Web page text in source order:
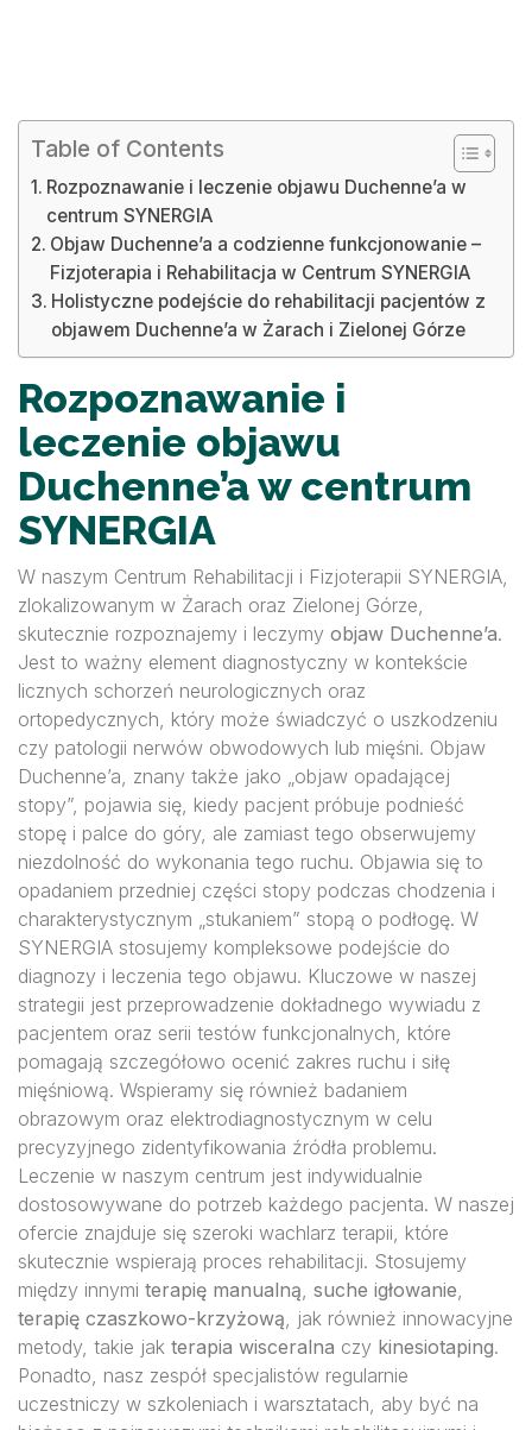
Table of Contents
Rozpoznawanie i leczenie objawu Duchenne’a w
centrum SYNERGIA
Objaw Duchenne’a a codzienne funkcjonowanie –
Fizjoterapia i Rehabilitacja w Centrum SYNERGIA
Holistyczne podejście do rehabilitacji pacjentów z
objawem Duchenne’a w Żarach i Zielonej Górze
Rozpoznawanie i
leczenie objawu
Duchenne’a w centrum
SYNERGIA
W naszym Centrum Rehabilitacji i Fizjoterapii SYNERGIA,
zlokalizowanym w Żarach oraz Zielonej Górze,
skutecznie rozpoznajemy i leczymy objaw Duchenne’a.
Jest to ważny element diagnostyczny w kontekście
licznych schorzeń neurologicznych oraz
ortopedycznych, który może świadczyć o uszkodzeniu
czy patologii nerwów obwodowych lub mięśni. Objaw
Duchenne’a, znany także jako „objaw opadającej
stopy”, pojawia się, kiedy pacjent próbuje podnieść
stopę i palce do góry, ale zamiast tego obserwujemy
niezdolność do wykonania tego ruchu. Objawia się to
opadaniem przedniej części stopy podczas chodzenia i
charakterystycznym „stukaniem” stopą o podłogę. W
SYNERGIA stosujemy kompleksowe podejście do
diagnozy i leczenia tego objawu. Kluczowe w naszej
strategii jest przeprowadzenie dokładnego wywiadu z
pacjentem oraz serii testów funkcjonalnych, które
pomagają szczegółowo ocenić zakres ruchu i siłę
mięśniową. Wspieramy się również badaniem
obrazowym oraz elektrodiagnostycznym w celu
precyzyjnego zidentyfikowania źródła problemu.
Leczenie w naszym centrum jest indywidualnie
dostosowywane do potrzeb każdego pacjenta. W naszej
ofercie znajduje się szeroki wachlarz terapii, które
skutecznie wspierają proces rehabilitacji. Stosujemy
między innymi terapię manualną, suche igłowanie,
terapię czaszkowo-krzyżową, jak również innowacyjne
metody, takie jak terapia wisceralna czy kinesiotaping.
Ponadto, nasz zespół specjalistów regularnie
uczestniczy w szkoleniach i warsztatach, aby być na